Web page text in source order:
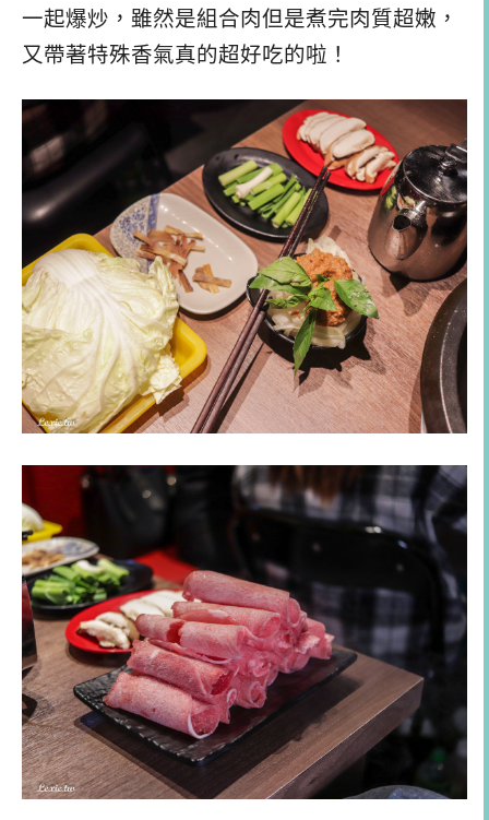
一起爆炒，雖然是組合肉但是煮完肉質超嫩，
又帶著特殊香氣真的超好吃的啦！